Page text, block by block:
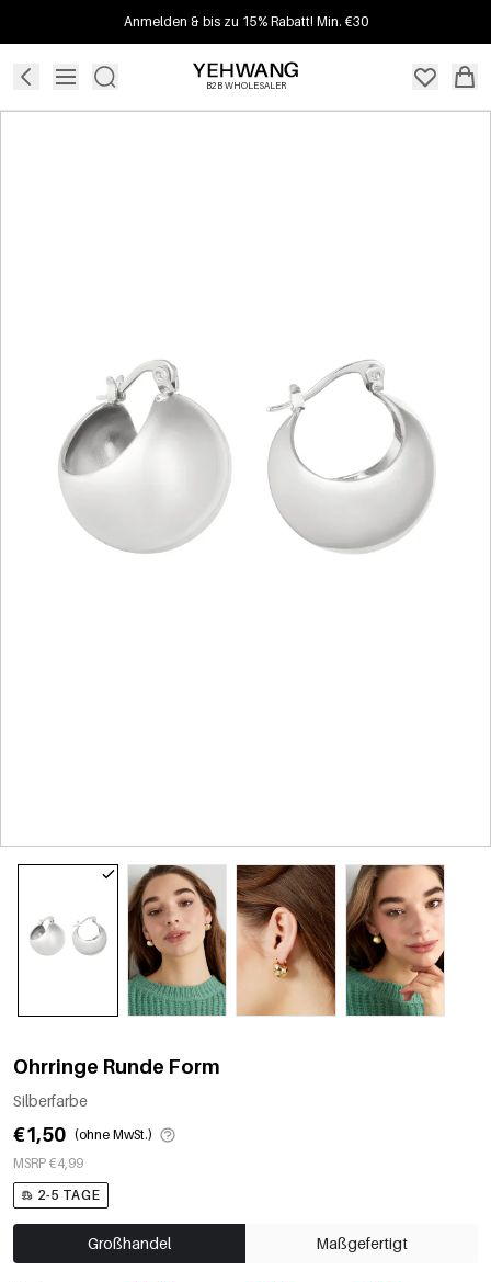
Anmelden & bis zu 15% Rabatt! Min. €30
B2B WHOLESALER
Ohrringe Runde Form
Silberfarbe
€1,50 (ohne MwSt.)
MSRP €4,99
2-5 TAGE
Großhandel Maßgefertigt